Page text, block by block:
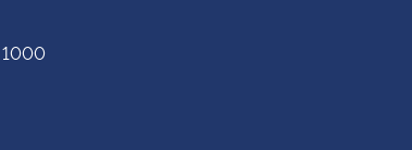
1000